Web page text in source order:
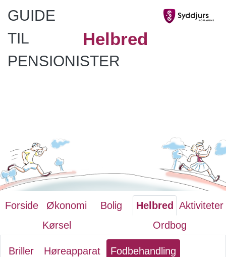
GUIDE
TIL
PENSIONISTER
Helbred
Forside Økonomi Bolig Helbred
Aktiviteter
Kørsel
Ordbog
Briller Høreapparat Fodbehandling